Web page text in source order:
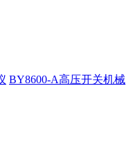
BY8600-A高压开关机械